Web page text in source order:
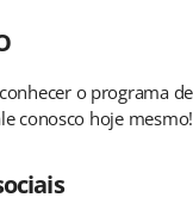
o programa de
conosco hoje mesmo!